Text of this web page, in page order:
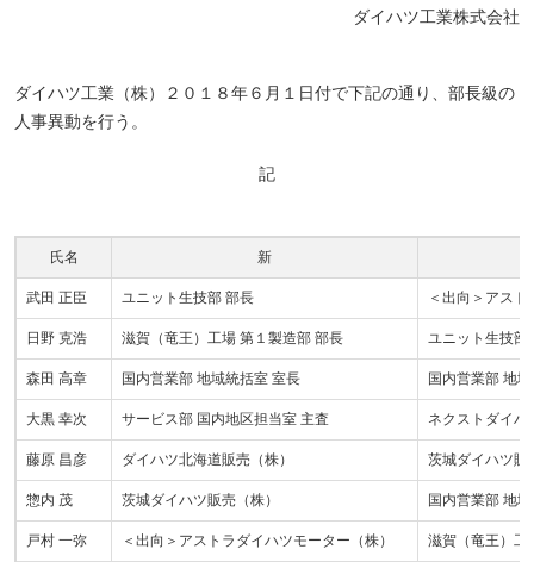
ダイハツ工業株式会社
ダイハツ工業（株）２０１８年６月１日付で下記の通り、部長級の
人事異動を行う。
記
氏名 新
武田 正臣 ユニット生技部 部長 ＜出向＞アス
日野 克浩 滋賀（竜王）工場 第１製造部 部長 ユニット生技部
森田 高章 国内営業部 地域統括室 室長 国内営業部 地
大黒 幸次 サービス部 国内地区担当室 主査 ネクストダイハ
藤原 昌彦 ダイハツ北海道販売（株） 茨城ダイハツ販
惣内 茂 茨城ダイハツ販売（株） 国内営業部 地
戸村 一弥 ＜出向＞アストラダイハツモーター（株） 滋賀（竜王）工